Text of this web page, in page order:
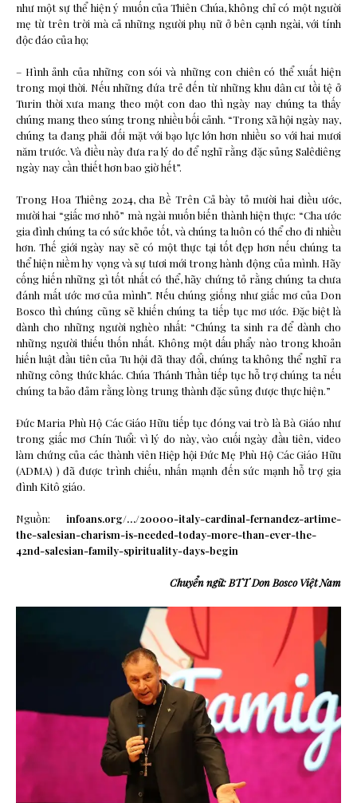
như một sự thể hiện ý muốn của Thiên Chúa, không chỉ có một người
mẹ từ trên trời mà cả những người phụ nữ ở bên cạnh ngài, với tính
độc đáo của họ;
– Hình ảnh của những con sói và những con chiên có thể xuất hiện
trong mọi thời. Nếu những đứa trẻ đến từ những khu dân cư tồi tệ ở
Turin thời xưa mang theo một con dao thì ngày nay chúng ta thấy
chúng mang theo súng trong nhiều bối cảnh. “Trong xã hội ngày nay,
chúng ta đang phải đối mặt với bạo lực lớn hơn nhiều so với hai mươi
năm trước. Và điều này đưa ra lý do để nghĩ rằng đặc sủng Salêdiêng
ngày nay cần thiết hơn bao giờ hết”.
Trong Hoa Thiêng 2024, cha Bề Trên Cả bày tỏ mười hai điều ước,
mười hai “giấc mơ nhỏ” mà ngài muốn biến thành hiện thực: “Cha ước
gia đình chúng ta có sức khỏe tốt, và chúng ta luôn có thể cho đi nhiều
hơn. Thế giới ngày nay sẽ có một thực tại tốt đẹp hơn nếu chúng ta
thể hiện niềm hy vọng và sự tươi mới trong hành động của mình. Hãy
cống hiến những gì tốt nhất có thể, hãy chứng tỏ rằng chúng ta chưa
đánh mất ước mơ của mình”. Nếu chúng giống như giấc mơ của Don
Bosco thì chúng cũng sẽ khiến chúng ta tiếp tục mơ ước. Đặc biệt là
dành cho những người nghèo nhất: “Chúng ta sinh ra để dành cho
những người thiếu thốn nhất. Không một dấu phẩy nào trong khoản
hiến luật đầu tiên của Tu hội đã thay đổi, chúng ta không thể nghĩ ra
những công thức khác. Chúa Thánh Thần tiếp tục hỗ trợ chúng ta nếu
chúng ta bảo đảm rằng lòng trung thành đặc sủng được thực hiện.”
Đức Maria Phù Hộ Các Giáo Hữu tiếp tục đóng vai trò là Bà Giáo như
trong giấc mơ Chín Tuổi: vì lý do này, vào cuối ngày đầu tiên, video
làm chứng của các thành viên Hiệp hội Đức Mẹ Phù Hộ Các Giáo Hữu
(ADMA) ) đã được trình chiếu, nhấn mạnh đến sức mạnh hỗ trợ gia
đình Kitô giáo.
Nguồn: infoans.org/…/20000-italy-cardinal-fernandez-artime-
the-salesian-charism-is-needed-today-more-than-ever-the-
42nd-salesian-family-spirituality-days-begin
Chuyển ngữ: BTT Don Bosco Việt Nam